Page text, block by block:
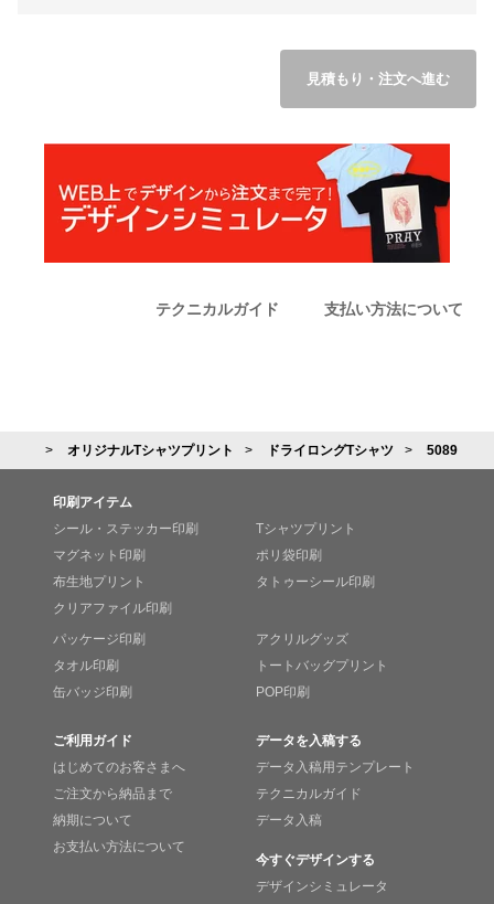
見積もり・注文へ進む
テクニカルガイド 支払い方法について
オリジナルTシャツプリント ドライロングTシャツ 5089
印刷アイテム
シール・ステッカー印刷
マグネット印刷
布生地プリント
クリアファイル印刷
Tシャツプリント
ポリ袋印刷
タトゥーシール印刷
パッケージ印刷
タオル印刷
缶バッジ印刷
アクリルグッズ
トートバッグプリント
POP印刷
ご利用ガイド
はじめてのお客さまへ
ご注文から納品まで
納期について
お支払い方法について
データを入稿する
データ入稿用テンプレート
テクニカルガイド
データ入稿
今すぐデザインする
デザインシミュレータ